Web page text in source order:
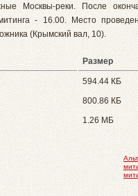
Москвы-реки. После
- 16.00. Место
(Крымский вал, 10).
Размер
594.44 КБ
800.86 КБ
1.26 МБ